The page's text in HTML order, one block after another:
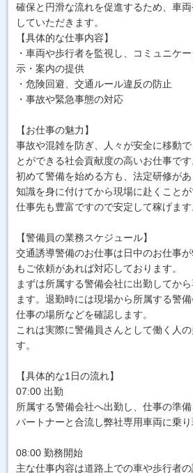
確保と円滑な流れを促進するため、車
していただきます。
【具体的な仕事内容】
・車両や歩行者を監視し、コミュニケ
示・案内の提供
・危険回避、交通ルール違反の防止
・事故や緊急事態の対応
【お仕事の魅力】
事故や混雑を防ぎ、人々が安全に移動
とができる社会貢献度の高いお仕事です
初めて警備を始める方も、法定研修が
知識を身に付けてから現場に赴くことが
仕事先も豊富ですので安定して稼げます
【警備員の業務スケジュール】
交通誘導警備のお仕事は日中のお仕事
もご依頼があれば対応しております。
まずは所属する警備会社に出勤してか
ます。退勤時には現場から所属する警
仕事の場所などを確認します。
これは実際に警備員さんとして働く人
す。
【具体的な1日の流れ】
07:00 出勤
所属する警備会社へ出勤し、仕事の準備
パートナーと合流し弊社専用車両に乗り
08:00 勤務開始
主な仕事内容は道路上での車や歩行者の